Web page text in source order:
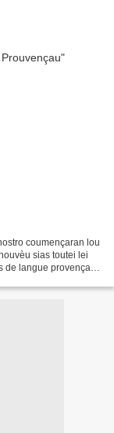
coumençaran lou
sias toutei lei
langue provençale